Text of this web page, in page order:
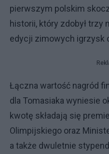
pierwszym polskim
historii, który zdobył trzy
edycji zimowych igrzysk
Łączna wartość nagród
dla Tomasiaka wyniesie
kwotę składają się
Olimpijskiego oraz
a także dwuletnie